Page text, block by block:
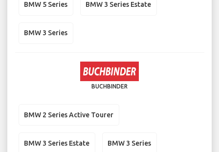
BMW 5 Series BMW 3 Series Estate
BMW 3 Series
BUCHBINDER
BMW 2 Series Active Tourer
BMW 3 Series Estate BMW 3 Series